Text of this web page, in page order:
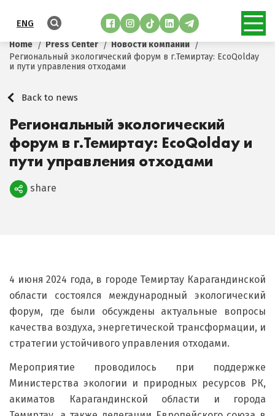
ENG
Home Press Center
Новости компании
Региональный экологический форум в г.Темиртау: EcoQolday
и пути управления отходами
Back to news
Региональный экологический
форум в г.Темиртау: EcoQolday и
пути управления отходами
Поделиться
share
4 июня 2024 года, в городе Темиртау Карагандинской
области состоялся международный экологический
форум, где были обсуждены актуальные вопросы
качества воздуха, энергетической трансформации, и
стратегии устойчивого управления отходами.
Мероприятие проводилось при поддержке
Министерства экологии и природных ресурсов РК,
акиматов Карагандинской области и города